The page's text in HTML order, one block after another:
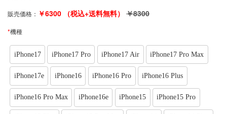
販売価格： ￥6300 （税込+送料無料） ￥8300
*機種
iPhone17 iPhone17 Pro iPhone17 Air iPhone17 Pro Max
iPhone17e iPhone16 iPhone16 Pro iPhone16 Plus
iPhone16 Pro Max iPhone16e iPhone15 iPhone15 Pro